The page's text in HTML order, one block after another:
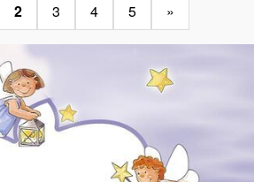
2 3 4 5 »